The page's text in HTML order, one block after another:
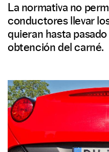
La normativa no
conductores llevar
quieran hasta
obtención del carné.